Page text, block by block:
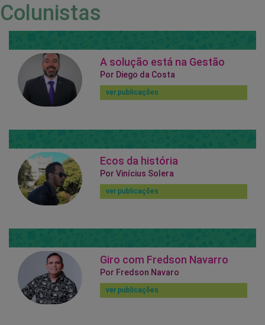
Colunistas
A solução está na Gestão
Por Diego da Costa
ver publicações
Ecos da história
Por Vinícius Solera
ver publicações
Giro com Fredson Navarro
Por Fredson Navaro
ver publicações